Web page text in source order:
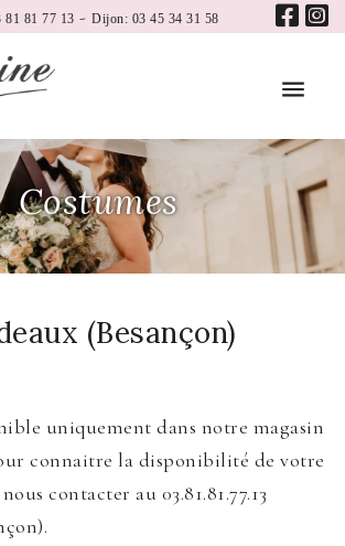
81 81 77 13 - Dijon: 03 45 34 31 58
Costumes
(Besançon)
uniquement dans notre magasin
connaitre la disponibilité de votre
contacter au 03.81.81.77.13